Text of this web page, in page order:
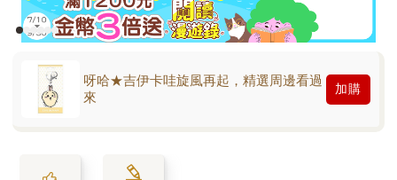
呀哈★吉伊卡哇旋風再起，精選周邊看過
來
加購